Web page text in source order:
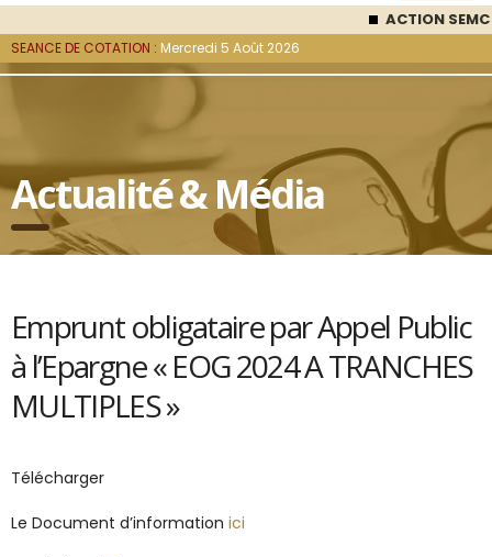
ACTION SEMC:
SEANCE DE COTATION : Mercredi 5 Août 2026
Actualité & Média
Emprunt obligataire par Appel Public
à l’Epargne « EOG 2024 A TRANCHES
MULTIPLES »
Télécharger
Le Document d’information ici